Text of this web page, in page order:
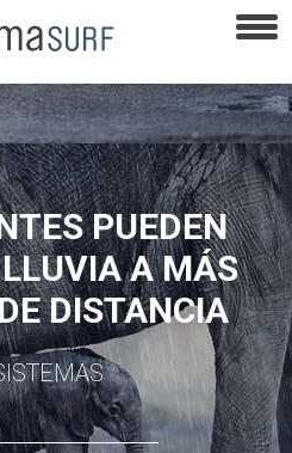
PUEDEN
A MÁS
DISTANCIA